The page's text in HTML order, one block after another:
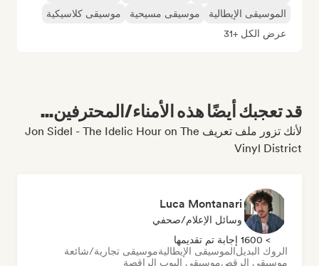
الموسيقى الإيطالية
موسيقى مسيحية
موسيقى كلاسيكية
عرض الكل +31
قد تعجبك أيضًا هذه الأمناء/المحترفين...
لأنك تزور ملف تعريف Jon Sidel - The Idelic Hour on The
Vinyl District
Luca Montanari
وسائل الإعلام/صحفي
> 1600 إجابة تم تقديمها
الروك البديلالموسيقى الإيطاليةموسيقى تجارية/شائعة
موسيقى الرقصموسيقى البوب الراقصة